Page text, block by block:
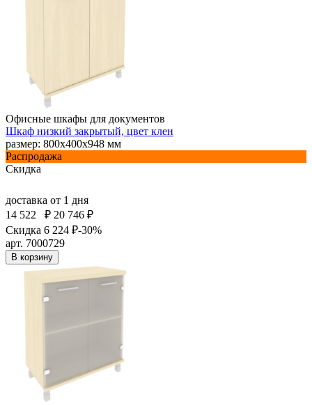
Офисные шкафы для документов
Шкаф низкий закрытый, цвет клен
размер: 800х400х948 мм
Распродажа
Скидка
доставка от 1 дня
14 522
₽ 20 746 ₽
Скидка 6 224 ₽-30%
арт. 7000729
В корзину